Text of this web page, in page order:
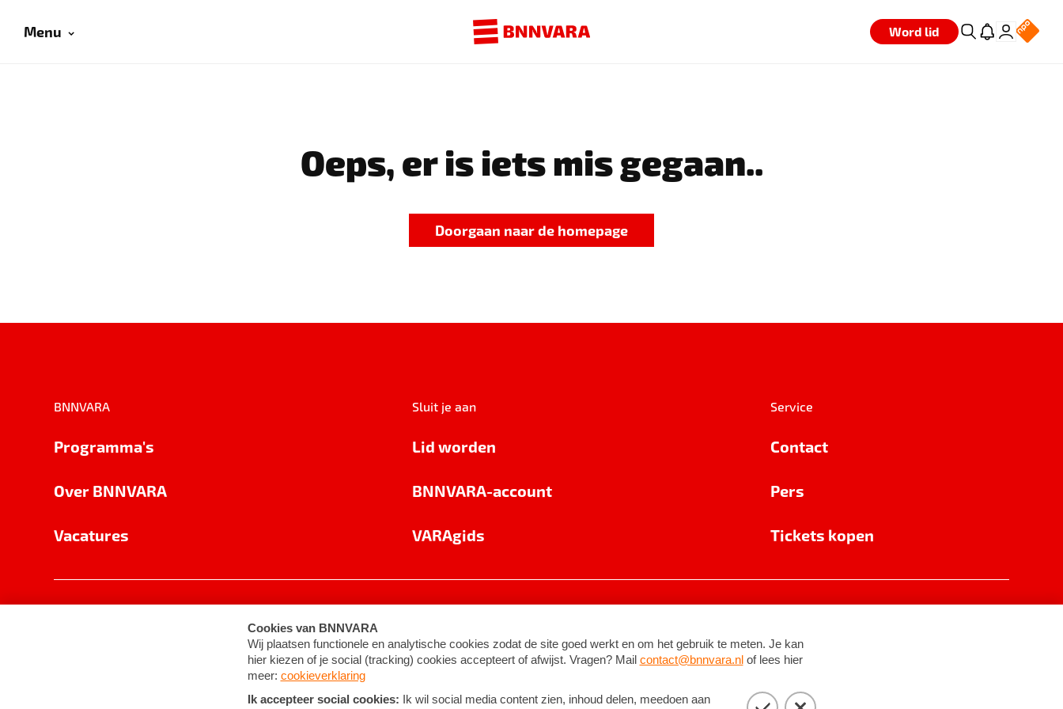
Menu Word lid
Oeps, er is iets mis gegaan..
Doorgaan naar de homepage
BNNVARA
Programma's
Over BNNVARA
Vacatures
Sluit je aan
Lid worden
BNNVARA-account
VARAgids
Service
Contact
Pers
Tickets kopen
Cookie-instellingen Algemene voorwaarden ©2026BNNVARA